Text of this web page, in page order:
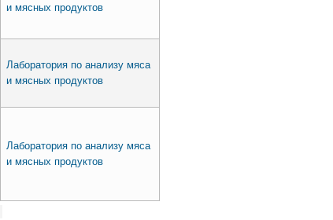
и мясных продуктов
Лаборатория по анализу мяса
и мясных продуктов
Лаборатория по анализу мяса
и мясных продуктов